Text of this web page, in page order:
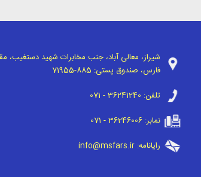
شیراز، معالی آباد، جنب مخابرات شهید دستغیب،
فارس، صندوق پستی: 71955-885
تلفن: 071 - 36241240
نمابر: 071 - 36246006
رایانامه: info@msfars.ir